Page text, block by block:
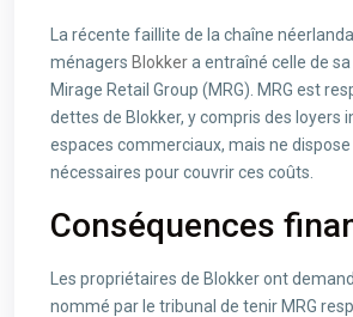
La récente faillite de la chaîne
ménagers Blokkera entraîné celle de
Mirage Retail Group (MRG). MRG est
dettes de Blokker, y compris des loyers
espaces commerciaux, mais ne
nécessaires pour couvrir ces coûts.
Conséquences
Les propriétaires de Blokker ont
nommé par le tribunal de tenir MRG